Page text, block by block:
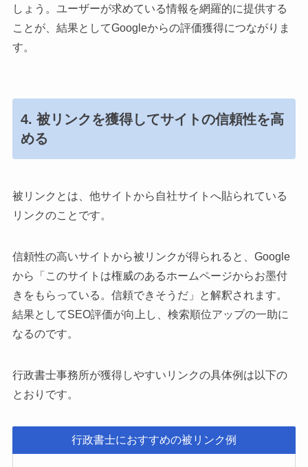
しょう。ユーザーが求めている情報を網羅的に提供する
ことが、結果としてGoogleからの評価獲得につながりま
す。
4. 被リンクを獲得してサイトの信頼性を高
める
被リンクとは、他サイトから自社サイトへ貼られている
リンクのことです。
信頼性の高いサイトから被リンクが得られると、Google
から「このサイトは権威のあるホームページからお墨付
きをもらっている。信頼できそうだ」と解釈されます。
結果としてSEO評価が向上し、検索順位アップの一助に
なるのです。
行政書士事務所が獲得しやすいリンクの具体例は以下の
とおりです。
行政書士におすすめの被リンク例